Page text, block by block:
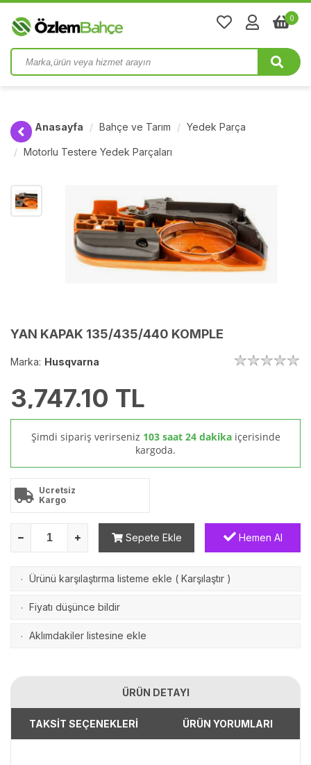
0
Anasayfa Bahçe ve Tarım Yedek Parça
Motorlu Testere Yedek Parçaları
YAN KAPAK 135/435/440 KOMPLE
Marka: Husqvarna
3,747.10 TL
Şimdi sipariş verirseniz 103 saat 24 dakika içerisinde
kargoda.
Ücretsiz
Kargo
Sepete Ekle Hemen Al
· Ürünü karşılaştırma listeme ekle ( Karşılaştır )
· Fiyatı düşünce bildir
· Aklımdakiler listesine ekle
ÜRÜN DETAYI
TAKSİT SEÇENEKLERİ ÜRÜN YORUMLARI